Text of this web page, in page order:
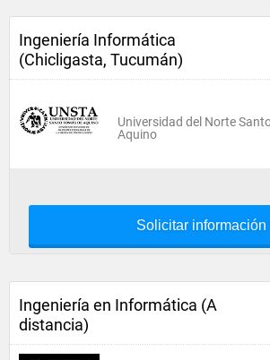
Ingeniería Informática
(Chicligasta, Tucumán)
Universidad del Norte
Aquino
Solicitar información
Ingeniería en Informática (A
distancia)